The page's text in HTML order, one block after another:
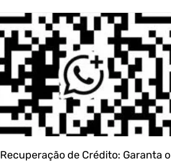
Recuperação de Crédito: Garanta o